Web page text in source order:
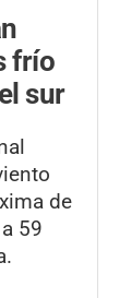
frío
sur
de
59